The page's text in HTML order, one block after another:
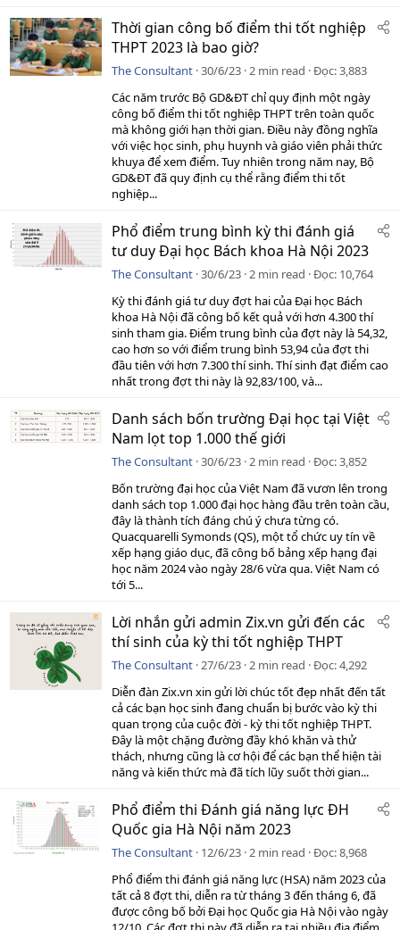
Thời gian công bố điểm thi tốt nghiệp
THPT 2023 là bao giờ?
The Consultant 30/6/23 2 min read Đọc 3,883
Các năm trước Bộ GD&ĐT chỉ quy định một ngày
công bố điểm thi tốt nghiệp THPT trên toàn quốc
mà không giới hạn thời gian. Điều này đồng nghĩa
với việc học sinh, phụ huynh và giáo viên phải thức
khuya để xem điểm. Tuy nhiên trong năm nay, Bộ
GD&ĐT đã quy định cụ thể rằng điểm thi tốt
nghiệp...
Phổ điểm trung bình kỳ thi đánh giá
tư duy Đại học Bách khoa Hà Nội 2023
The Consultant 30/6/23 2 min read Đọc 10,764
Kỳ thi đánh giá tư duy đợt hai của Đại học Bách
khoa Hà Nội đã công bố kết quả với hơn 4.300 thí
sinh tham gia. Điểm trung bình của đợt này là 54,32,
cao hơn so với điểm trung bình 53,94 của đợt thi
đầu tiên với hơn 7.300 thí sinh. Thí sinh đạt điểm cao
nhất trong đợt thi này là 92,83/100, và...
Danh sách bốn trường Đại học tại Việt
Nam lọt top 1.000 thế giới
The Consultant 30/6/23 2 min read Đọc 3,852
Bốn trường đại học của Việt Nam đã vươn lên trong
danh sách top 1.000 đại học hàng đầu trên toàn cầu,
đây là thành tích đáng chú ý chưa từng có.
Quacquarelli Symonds (QS), một tổ chức uy tín về
xếp hạng giáo dục, đã công bố bảng xếp hạng đại
học năm 2024 vào ngày 28/6 vừa qua. Việt Nam có
tới 5...
Lời nhắn gửi admin Zix.vn gửi đến các
thí sinh của kỳ thi tốt nghiệp THPT
The Consultant 27/6/23 2 min read Đọc 4,292
Diễn đàn Zix.vn xin gửi lời chúc tốt đẹp nhất đến tất
cả các bạn học sinh đang chuẩn bị bước vào kỳ thi
quan trọng của cuộc đời - kỳ thi tốt nghiệp THPT.
Đây là một chặng đường đầy khó khăn và thử
thách, nhưng cũng là cơ hội để các bạn thể hiện tài
năng và kiến thức mà đã tích lũy suốt thời gian...
Phổ điểm thi Đánh giá năng lực ĐH
Quốc gia Hà Nội năm 2023
The Consultant 12/6/23 2 min read Đọc 8,968
Phổ điểm thi đánh giá năng lực (HSA) năm 2023 của
tất cả 8 đợt thi, diễn ra từ tháng 3 đến tháng 6, đã
được công bố bởi Đại học Quốc gia Hà Nội vào ngày